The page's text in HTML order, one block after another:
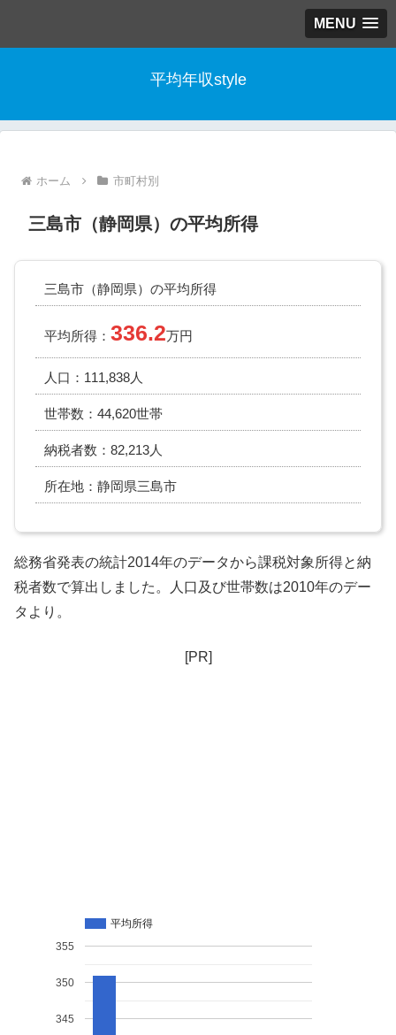
MENU
平均年収style
ホーム 市町村別
三島市（静岡県）の平均所得
三島市（静岡県）の平均所得
平均所得： 336.2万円
人口：111,838人
世帯数：44,620世帯
納税者数：82,213人
所在地：静岡県三島市
総務省発表の統計2014年のデータから課税対象所得と納
税者数で算出しました。人口及び世帯数は2010年のデー
タより。
[PR]
平均所得
345
350
355